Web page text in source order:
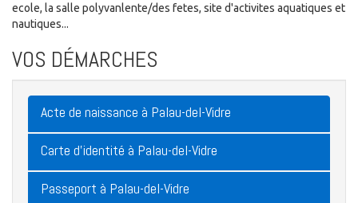
ecole, la salle polyvanlente/des fetes, site d'activites aquatiques et
nautiques...
VOS DÉMARCHES
Acte de naissance à Palau-del-Vidre
Carte d'identité à Palau-del-Vidre
Passeport à Palau-del-Vidre